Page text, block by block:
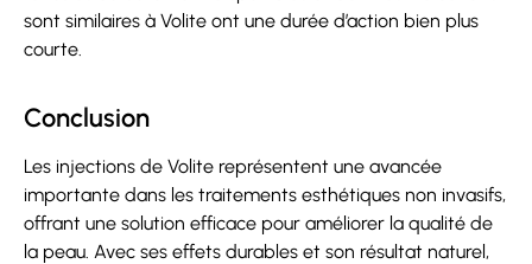
sont similaires à Volite ont une durée d’action bien plus
courte.
Conclusion
Les injections de Volite représentent une avancée
importante dans les traitements esthétiques non invasifs,
offrant une solution efficace pour améliorer la qualité de
la peau. Avec ses effets durables et son résultat naturel,